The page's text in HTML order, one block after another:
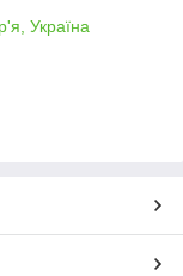
Україна